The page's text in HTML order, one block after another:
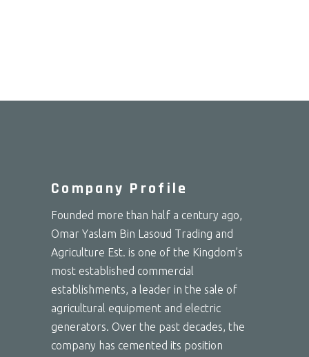
Company Profile
Founded more than half a century ago,
Omar Yaslam Bin Lasoud Trading and
Agriculture Est. is one of the Kingdom’s
most established commercial
establishments, a leader in the sale of
agricultural equipment and electric
generators. Over the past decades, the
company has cemented its position